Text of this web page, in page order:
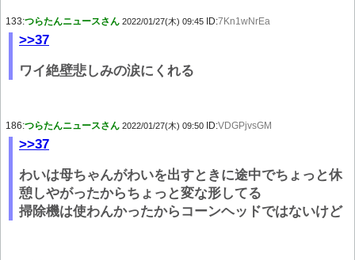
133:つらたんニュースさん 2022/01/27(木) 09:45 ID:7Kn1wNrEa
>>37
ワイ絶壁悲しみの涙にくれる
186:つらたんニュースさん 2022/01/27(木) 09:50 ID:VDGPjvsGM
>>37
わいは母ちゃんがわいを出すときに途中でちょっと休
憩しやがったからちょっと変な形してる
掃除機は使わんかったからコーンヘッドではないけど